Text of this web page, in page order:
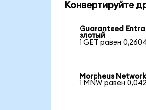
Конвертируйте
Guaranteed
злотый
1 GET равен
Morpheus
1 MNW равен